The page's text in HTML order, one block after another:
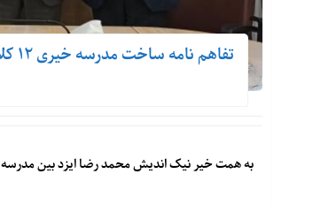
تفاهم نامه ساخت مدرسه خیری ۱۲ کلاسه حضرت فاطمه الزهرا (س) استان البرز امضا شد .
به همت خیر نیک اندیش محمد رضا ایزد بین مدرسه ۱۲ کلاسه خیری حضرت فاطمه الزهرا (س) در باغستان کرج احداث می گردد.